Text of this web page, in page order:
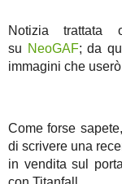
Notizia trattata
su NeoGAF; da
immagini che
Come forse
di scrivere una
in vendita sul